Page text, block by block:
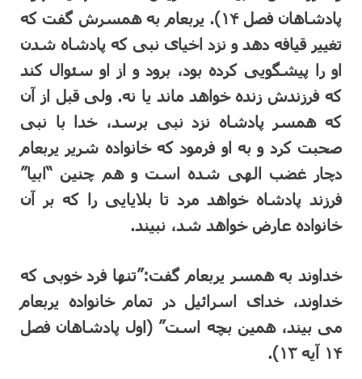
پادشاهان فصل ۱۴). یربعام به همسرش گفت که
تغییر قیافه دهد و نزد اخیای نبی که پادشاه شدن
او را پیشگویی کرده بود، برود و از او سئوال کند
که فرزندش زنده خواهد ماند یا نه. ولی قبل از آن
که همسر پادشاه نزد نبی برسد، خدا با نبی
صحبت کرد و به او فرمود که خانواده شریر یربعام
دچار غضب الهی شده است و هم چنین “ابیا”
فرزند پادشاه خواهد مرد تا بلایایی را که بر آن
خانواده عارض خواهد شد، نبیند.
خداوند به همسر یربعام گفت:”تنها فرد خوبی که
خداوند، خدای اسرائیل در تمام خانواده یربعام
می بیند، همین بچه است” (اول پادشاهان فصل
۱۴ آیه ۱۳).